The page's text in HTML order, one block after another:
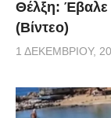
Θέλξη: Έβαλε
(Βίντεο)
1 ΔΕΚΕΜΒΡΊΟΥ,